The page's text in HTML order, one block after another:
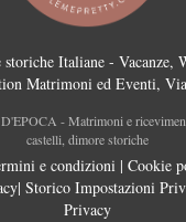
- Matrimoni e
castelli, dimore storiche
e condizioni | Cookie
| Storico Impostazioni
Privacy